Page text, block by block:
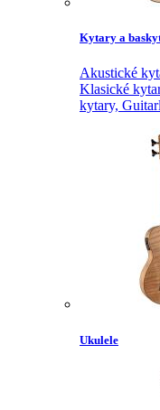
Kytary a
Akustické
Klasické
kytary,
Ukulele